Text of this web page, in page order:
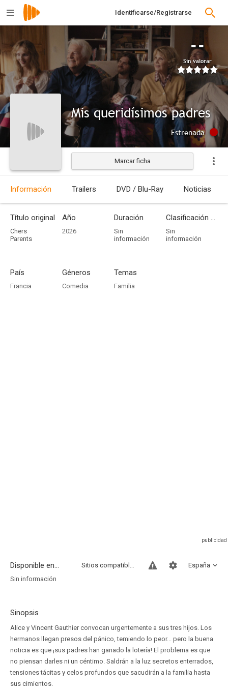
Identificarse/Registrarse
--
Sin valorar
Mis queridísimos padres
Estrenada
Marcar ficha
Información Trailers DVD / Blu-Ray Noticias
Título original
Chers
Parents
Año
2026
Duración
Sin
información
Clasificación por edades
Sin
información
País
Francia
Géneros
Comedia
Temas
Familia
Disponible en... España
Sitios compatibles
Sin información
Sinopsis
Alice y Vincent Gauthier convocan urgentemente a sus tres hijos. Los
hermanos llegan presos del pánico, temiendo lo peor... pero la buena
noticia es que ¡sus padres han ganado la lotería! El problema es que
no piensan darles ni un céntimo. Saldrán a la luz secretos enterrados,
tensiones tácitas y celos profundos que sacudirán a la familia hasta
sus cimientos.